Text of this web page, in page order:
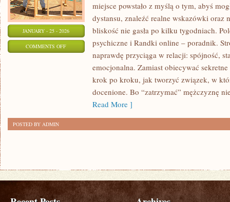
JANUARY - 25 - 2026
COMMENTS OFFON
RANDKOWANIE
OSOBOWOŚĆ
miejsce powstało z myślą o tym, abyś
dystansu, znaleźć realne wskazówki oraz
bliskość nie gasła po kilku tygodniach.
psychiczne i Randki online – poradnik.
naprawdę przyciąga w relacji: spójność,
emocjonalna. Zamiast obiecywać
krok po kroku, jak tworzyć związek, w
docenione. Bo “zatrzymać” mężczyznę
Read More ]
POSTED BY ADMIN